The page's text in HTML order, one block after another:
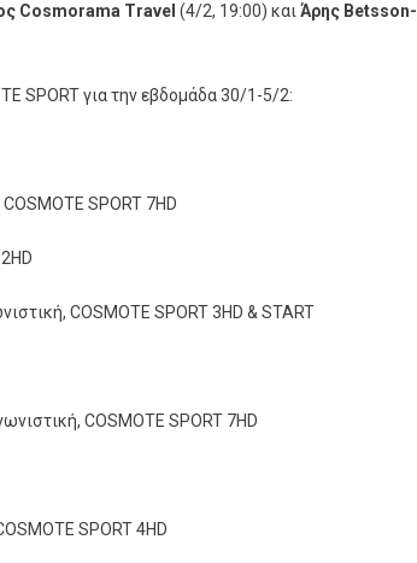
Cosmorama Travel (4/2, 19:00) καιΆρης Betsson-
SPORT για την εβδομάδα 30/1-5/2:
SPORT 7HD
COSMOTE SPORT 3HD & START
COSMOTE SPORT 7HD
SPORT 4HD